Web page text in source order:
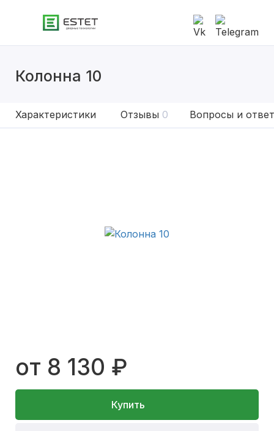
Колонна 10
Характеристики Отзывы 0 Вопросы и
от 8 130 ₽
Купить